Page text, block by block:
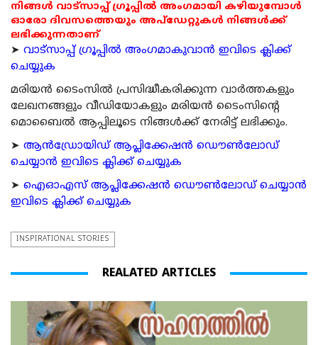
നിങ്ങൾ വാട്സാപ്പ് ഗ്രൂപ്പിൽ അംഗമായി കഴിയുമ്പോൾ
ഓരോ ദിവസത്തെയും അപ്ഡേറ്റുകൾ നിങ്ങൾക്ക്
ലഭിക്കുന്നതാണ്
➤ വാട്സാപ്പ് ഗ്രൂപ്പിൽ അംഗമാകുവാൻ ഇവിടെ ക്ലിക്ക്
ചെയ്യുക
മരിയന്‍ ടൈംസില്‍ പ്രസിദ്ധീകരിക്കുന്ന വാര്‍ത്തകളും
ലേഖനങ്ങളും വീഡിയോകളും മരിയന്‍ ടൈംസിന്റെ
മൊബൈല്‍ ആപ്പിലൂടെ നിങ്ങള്‍ക്ക് നേരിട്ട് ലഭിക്കും.
➤ ആന്‍ഡ്രോയിഡ് ആപ്ലിക്കേഷന്‍ ഡൌണ്‍ലോഡ്
ചെയ്യാന്‍ ഇവിടെ ക്ലിക്ക് ചെയ്യുക
➤ ഐഓഎസ് ആപ്ലിക്കേഷന്‍ ഡൌണ്‍ലോഡ് ചെയ്യാന്‍
ഇവിടെ ക്ലിക്ക് ചെയ്യുക
INSPIRATIONAL STORIES
REALATED ARTICLES